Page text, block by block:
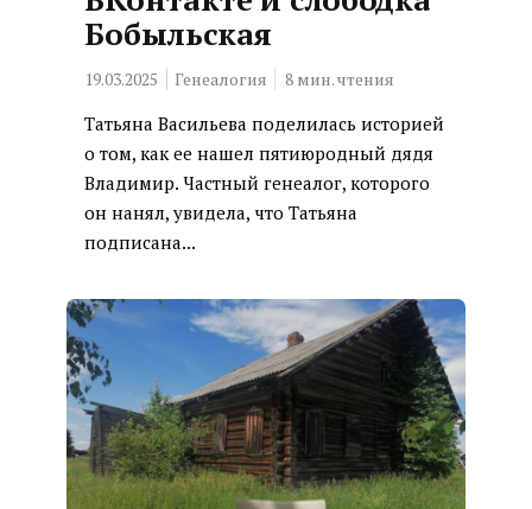
Бобыльская
19.03.2025 Генеалогия 8 мин. чтения
Татьяна Васильева поделилась историей
о том, как ее нашел пятиюродный дядя
Владимир. Частный генеалог, которого
он нанял, увидела, что Татьяна
подписана...